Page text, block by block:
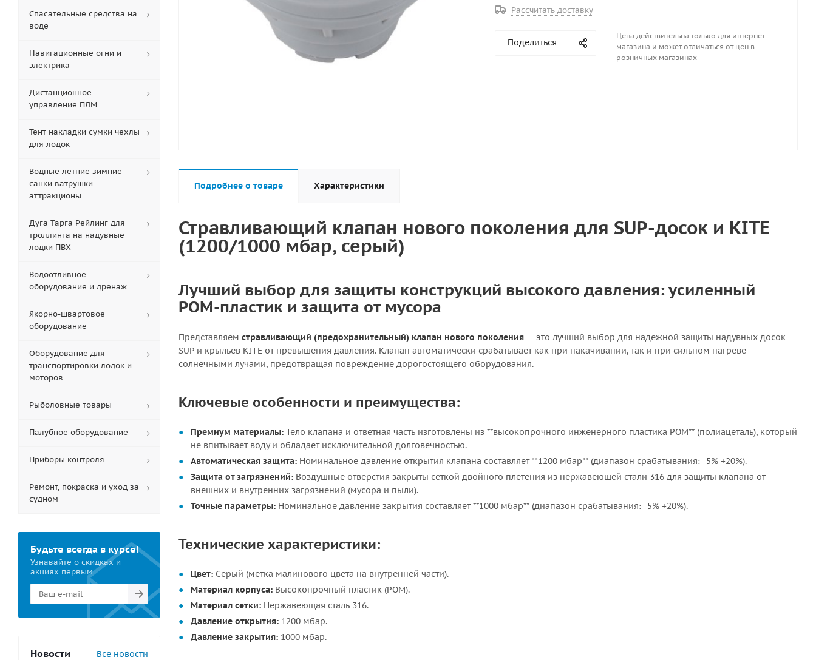
Цвет серый.
На внутренней части клапана есть метка малинового цвета.
Рассчитать доставку
Поделиться
Цена действительна только для интернет-
магазина и может отличаться от цен в
розничных магазинах
Подробнее о товаре Характеристики
Стравливающий клапан нового поколения для SUP-досок и KITE
(1200/1000 мбар, серый)
Лучший выбор для защиты конструкций высокого давления: усиленный
POM-пластик и защита от мусора
Представляем стравливающий (предохранительный) клапан нового поколения — это лучший выбор для надежной защиты надувных досок
SUP и крыльев KITE от превышения давления. Клапан автоматически срабатывает как при накачивании, так и при сильном нагреве
солнечными лучами, предотвращая повреждение дорогостоящего оборудования.
Ключевые особенности и преимущества:
Премиум материалы: Тело клапана и ответная часть изготовлены из **высокопрочного инженерного пластика POM** (полиацеталь), который
не впитывает воду и обладает исключительной долговечностью.
Автоматическая защита: Номинальное давление открытия клапана составляет **1200 мбар** (диапазон срабатывания: -5% +20%).
Защита от загрязнений: Воздушные отверстия закрыты сеткой двойного плетения из нержавеющей стали 316 для защиты клапана от
внешних и внутренних загрязнений (мусора и пыли).
Точные параметры: Номинальное давление закрытия составляет **1000 мбар** (диапазон срабатывания: -5% +20%).
Технические характеристики:
Цвет: Серый (метка малинового цвета на внутренней части).
Материал корпуса: Высокопрочный пластик (POM).
Материал сетки: Нержавеющая сталь 316.
Давление открытия: 1200 мбар.
Давление закрытия: 1000 мбар.
Спасательные средства на
воде
Навигационные огни и
электрика
Дистанционное
управление ПЛМ
Тент накладки сумки чехлы
для лодок
Водные летние зимние
санки ватрушки
аттракционы
Дуга Тарга Рейлинг для
троллинга на надувные
лодки ПВХ
Водоотливное
оборудование и дренаж
Якорно-швартовое
оборудование
Оборудование для
транспортировки лодок и
моторов
Рыболовные товары
Палубное оборудование
Приборы контроля
Ремонт, покраска и уход за
судном
Будьте всегда в курсе!
Узнавайте о скидках и
акциях первым
Новости Все новости